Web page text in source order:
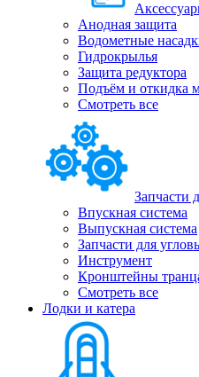
Анодная защита
Водометные
Гидрокрылья
Защита редуктора
Подъём и откидка
Смотреть все
Запчасти
Впускная система
Выпускная система
Запчасти для
Инструмент
Кронштейны
Смотреть все
Лодки и катера